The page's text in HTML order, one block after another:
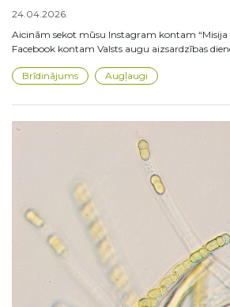
24.04.2026.
Aicinām sekot mūsu Instagram kontam “Misija
Facebook kontam Valsts augu aizsardzības
Brīdinājums Augļaugi